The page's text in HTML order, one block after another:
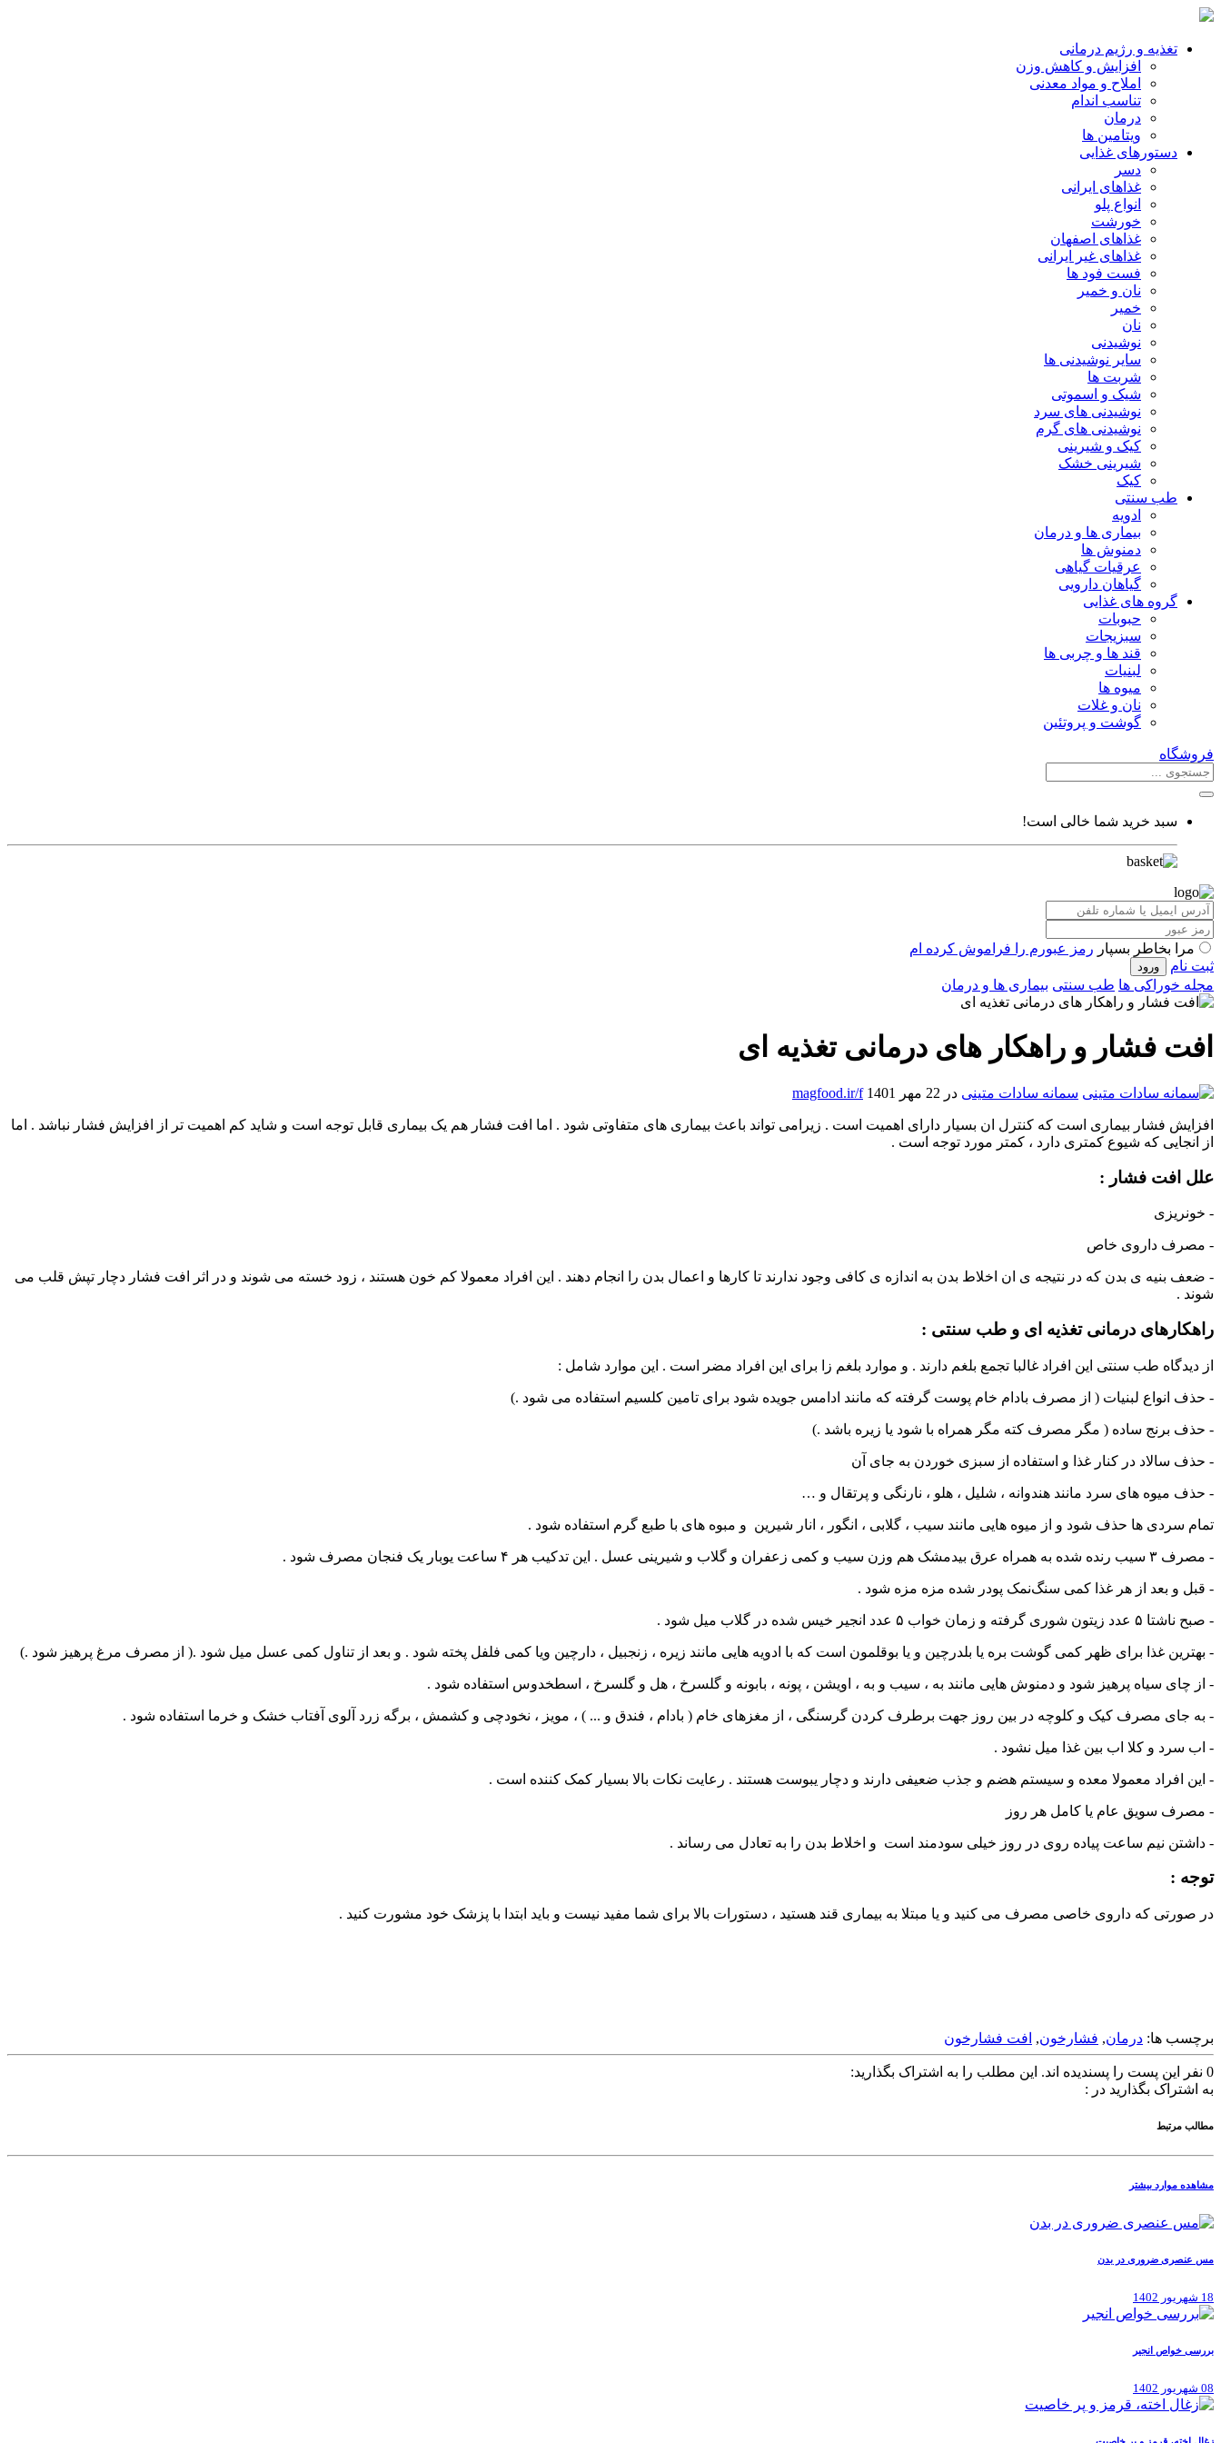
تغذیه و رژیم درمانی
افزایش و کاهش وزن
املاح و مواد معدنی
تناسب اندام
درمان
ویتامین ها
دستورهای غذایی
دسر
غذاهای ایرانی
انواع پلو
خورشت
غذاهای اصفهان
غذاهای غیر ایرانی
فست فود ها
نان و خمیر
خمیر
نان
نوشیدنی
سایر نوشیدنی ها
شربت ها
شیک و اسموتی
نوشیدنی های سرد
نوشیدنی های گرم
کیک و شیرینی
شیرینی خشک
کیک
طب سنتی
ادویه
بیماری ها و درمان
دمنوش ها
عرقیات گیاهی
گیاهان دارویی
گروه های غذایی
حبوبات
سبزیجات
قند ها و چربی ها
لبنیات
میوه ها
نان و غلات
گوشت و پروتئین
فروشگاه
سبد خرید شما خالی است!
مرا بخاطر بسپار رمز عبورم را فراموش کرده ام
ثبت نام
مجله خوراکی ها طب سنتی بیماری ها و درمان
افت فشار و راهکار های درمانی تغذیه ای
سمانه سادات متینی در 22 مهر 1401 magfood.ir/f
افزایش فشار بیماری است که کنترل ان بسیار دارای اهمیت است . زیرامی تواند باعث بیماری های متفاوتی شود . اما افت فشار هم یک بیماری قابل توجه است و شاید کم اهمیت تر از افزایش فشار نباشد . اما
از انجایی که شیوع کمتری دارد ، کمتر مورد توجه است .
علل افت فشار :
- خونریزی
- مصرف داروی خاص
- ضعف بنیه ی بدن که در نتیجه ی ان اخلاط بدن به اندازه ی کافی وجود ندارند تا کارها و اعمال بدن را انجام دهند . این افراد معمولا کم خون هستند ، زود خسته می شوند و در اثر افت فشار دچار تپش قلب می
شوند .
راهکارهای درمانی تغذیه ای و طب سنتی :
از دیدگاه طب سنتی این افراد غالبا تجمع بلغم دارند . و موارد بلغم زا برای این افراد مضر است . این موارد شامل :
- حذف انواع لبنیات ( از مصرف بادام خام پوست گرفته که مانند ادامس جویده شود برای تامین کلسیم استفاده می شود .)
- حذف برنج ساده ( مگر مصرف کته مگر همراه با شود یا زیره باشد .)
- حذف سالاد در کنار غذا و استفاده از سبزی خوردن به جای آن
- حذف میوه های سرد مانند هندوانه ، شلیل ، هلو ، نارنگی و پرتقال و …
تمام سردی ها حذف شود و از میوه هایی مانند سیب ، گلابی ، انگور ، انار شیرین و مبوه های با طبع گرم استفاده شود .
- مصرف ۳ سیب رنده شده به همراه عرق بیدمشک هم وزن سیب و کمی زعفران و گلاب و شیرینی عسل . این تدکیب هر ۴ ساعت یوبار یک فنجان مصرف شود .
- قبل و بعد از هر غذا کمی سنگ‌نمک پودر شده مزه مزه شود .
- صبح ناشتا ۵ عدد زیتون شوری گرفته و زمان خواب ۵ عدد انجیر خیس شده در گلاب میل شود .
- بهترین غذا برای ظهر کمی گوشت بره یا بلدرچین و یا بوقلمون است که با ادویه هایی مانند زیره ، زنجبیل ، دارچین ویا کمی فلفل پخته شود . و بعد از تناول کمی عسل میل شود .( از مصرف مرغ پرهیز شود .)
- از چای سیاه پرهیز شود و دمنوش هایی مانند به ، سیب و به ، اویشن ، پونه ، بابونه و گلسرخ ، هل و گلسرخ ، اسطخدوس استفاده شود .
- به جای مصرف کیک و کلوچه در بین روز جهت برطرف کردن گرسنگی ، از مغزهای خام ( بادام ، فندق و ... ) ، مویز ، نخودچی و کشمش ، برگه زرد آلوی آفتاب خشک و خرما استفاده شود .
- اب سرد و کلا اب بین غذا میل نشود .
- این افراد معمولا معده و سیستم هضم و جذب ضعیفی دارند و دچار یبوست هستند . رعایت نکات بالا بسیار کمک کننده است .
- مصرف سویق عام یا کامل هر روز
- داشتن نیم ساعت پیاده روی در روز خیلی سودمند است و اخلاط بدن را به تعادل می رساند .
توجه :
در صورتی که داروی خاصی مصرف می کنید و یا مبتلا به بیماری قند هستید ، دستورات بالا برای شما مفید نیست و باید ابتدا با پزشک خود مشورت کنید .
برچسب ها: درمان, فشارخون, افت فشارخون
0 نفر این پست را پسندیده اند. این مطلب را به اشتراک بگذارید:
به اشتراک بگذارید در :
مطالب مرتبط
مشاهده موارد بیشتر
مس عنصری ضروری در بدن
18 شهریور 1402
بررسی خواص انجیر
08 شهریور 1402